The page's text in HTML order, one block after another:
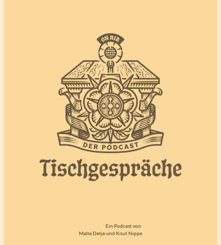
Ein Podcast von
Malte Detje und Knut Nippe